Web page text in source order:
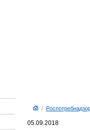
/
05.09.2018